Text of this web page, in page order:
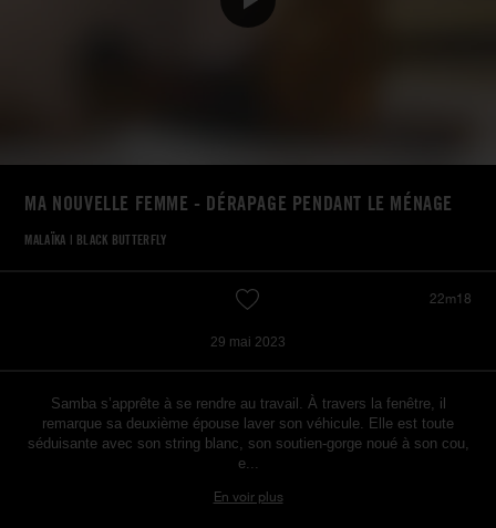
MA NOUVELLE FEMME - DÉRAPAGE PENDANT LE MÉNAGE
MALAÏKA | BLACK BUTTERFLY
22m18
29 mai 2023
Samba s’apprête à se rendre au travail. À travers la fenêtre, il
remarque sa deuxième épouse laver son véhicule. Elle est toute
séduisante avec son string blanc, son soutien-gorge noué à son cou,
e...
En voir plus